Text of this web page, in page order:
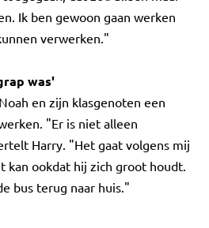
Ik ben gewoon gaan werken
verwerken."
was'
en zijn klasgenoten een
"Er is niet alleen
Harry. "Het gaat volgens mij
kan ookdat hij zich groot houdt.
bus terug naar huis."